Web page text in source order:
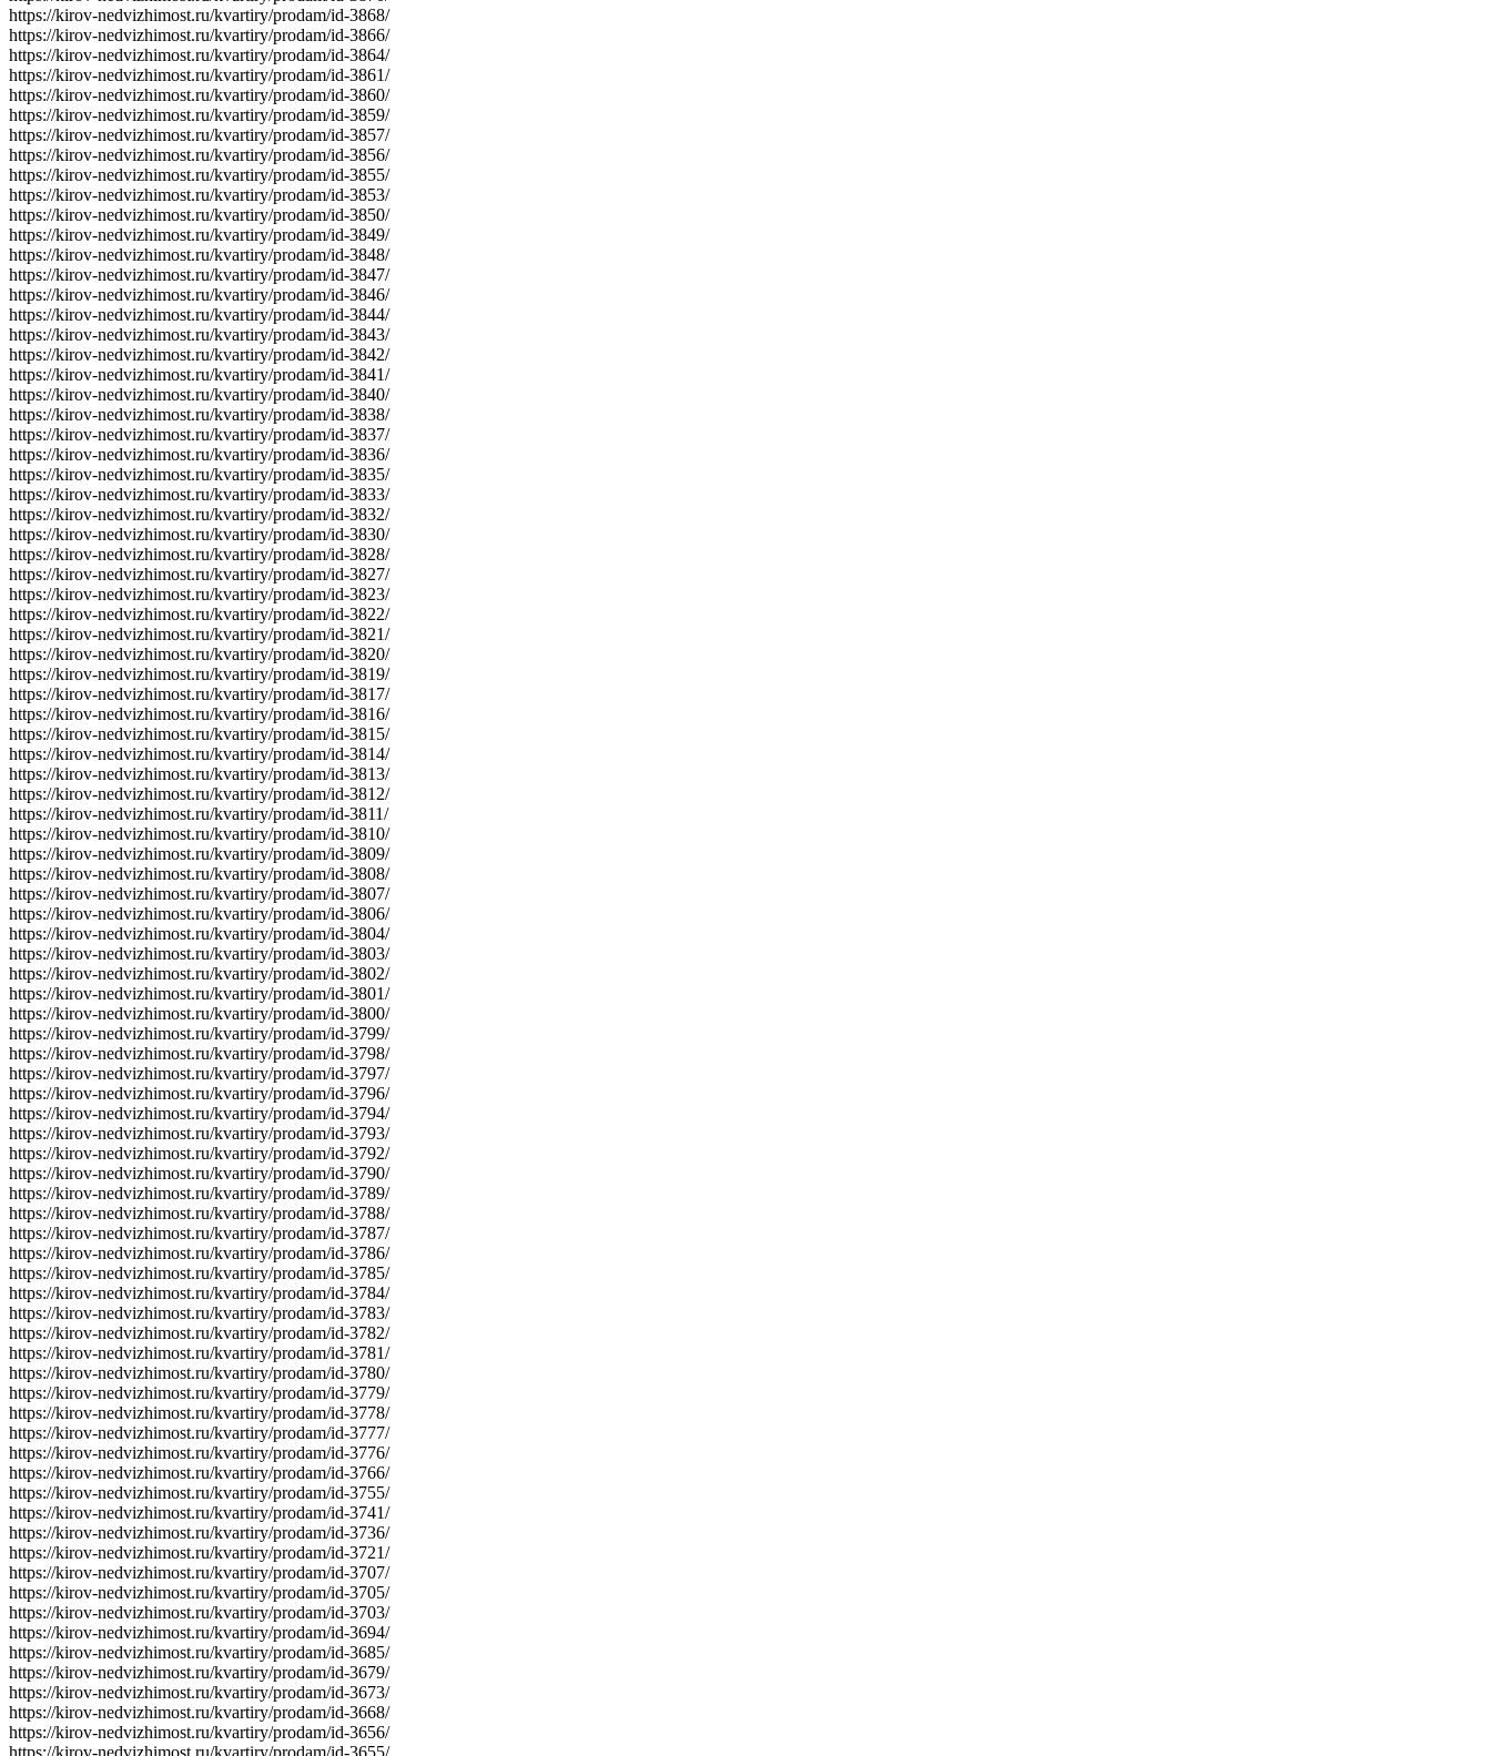
https://kirov-nedvizhimost.ru/kvartiry/prodam/id-3868/
https://kirov-nedvizhimost.ru/kvartiry/prodam/id-3866/
https://kirov-nedvizhimost.ru/kvartiry/prodam/id-3864/
https://kirov-nedvizhimost.ru/kvartiry/prodam/id-3861/
https://kirov-nedvizhimost.ru/kvartiry/prodam/id-3860/
https://kirov-nedvizhimost.ru/kvartiry/prodam/id-3859/
https://kirov-nedvizhimost.ru/kvartiry/prodam/id-3857/
https://kirov-nedvizhimost.ru/kvartiry/prodam/id-3856/
https://kirov-nedvizhimost.ru/kvartiry/prodam/id-3855/
https://kirov-nedvizhimost.ru/kvartiry/prodam/id-3853/
https://kirov-nedvizhimost.ru/kvartiry/prodam/id-3850/
https://kirov-nedvizhimost.ru/kvartiry/prodam/id-3849/
https://kirov-nedvizhimost.ru/kvartiry/prodam/id-3848/
https://kirov-nedvizhimost.ru/kvartiry/prodam/id-3847/
https://kirov-nedvizhimost.ru/kvartiry/prodam/id-3846/
https://kirov-nedvizhimost.ru/kvartiry/prodam/id-3844/
https://kirov-nedvizhimost.ru/kvartiry/prodam/id-3843/
https://kirov-nedvizhimost.ru/kvartiry/prodam/id-3842/
https://kirov-nedvizhimost.ru/kvartiry/prodam/id-3841/
https://kirov-nedvizhimost.ru/kvartiry/prodam/id-3840/
https://kirov-nedvizhimost.ru/kvartiry/prodam/id-3838/
https://kirov-nedvizhimost.ru/kvartiry/prodam/id-3837/
https://kirov-nedvizhimost.ru/kvartiry/prodam/id-3836/
https://kirov-nedvizhimost.ru/kvartiry/prodam/id-3835/
https://kirov-nedvizhimost.ru/kvartiry/prodam/id-3833/
https://kirov-nedvizhimost.ru/kvartiry/prodam/id-3832/
https://kirov-nedvizhimost.ru/kvartiry/prodam/id-3830/
https://kirov-nedvizhimost.ru/kvartiry/prodam/id-3828/
https://kirov-nedvizhimost.ru/kvartiry/prodam/id-3827/
https://kirov-nedvizhimost.ru/kvartiry/prodam/id-3823/
https://kirov-nedvizhimost.ru/kvartiry/prodam/id-3822/
https://kirov-nedvizhimost.ru/kvartiry/prodam/id-3821/
https://kirov-nedvizhimost.ru/kvartiry/prodam/id-3820/
https://kirov-nedvizhimost.ru/kvartiry/prodam/id-3819/
https://kirov-nedvizhimost.ru/kvartiry/prodam/id-3817/
https://kirov-nedvizhimost.ru/kvartiry/prodam/id-3816/
https://kirov-nedvizhimost.ru/kvartiry/prodam/id-3815/
https://kirov-nedvizhimost.ru/kvartiry/prodam/id-3814/
https://kirov-nedvizhimost.ru/kvartiry/prodam/id-3813/
https://kirov-nedvizhimost.ru/kvartiry/prodam/id-3812/
https://kirov-nedvizhimost.ru/kvartiry/prodam/id-3811/
https://kirov-nedvizhimost.ru/kvartiry/prodam/id-3810/
https://kirov-nedvizhimost.ru/kvartiry/prodam/id-3809/
https://kirov-nedvizhimost.ru/kvartiry/prodam/id-3808/
https://kirov-nedvizhimost.ru/kvartiry/prodam/id-3807/
https://kirov-nedvizhimost.ru/kvartiry/prodam/id-3806/
https://kirov-nedvizhimost.ru/kvartiry/prodam/id-3804/
https://kirov-nedvizhimost.ru/kvartiry/prodam/id-3803/
https://kirov-nedvizhimost.ru/kvartiry/prodam/id-3802/
https://kirov-nedvizhimost.ru/kvartiry/prodam/id-3801/
https://kirov-nedvizhimost.ru/kvartiry/prodam/id-3800/
https://kirov-nedvizhimost.ru/kvartiry/prodam/id-3799/
https://kirov-nedvizhimost.ru/kvartiry/prodam/id-3798/
https://kirov-nedvizhimost.ru/kvartiry/prodam/id-3797/
https://kirov-nedvizhimost.ru/kvartiry/prodam/id-3796/
https://kirov-nedvizhimost.ru/kvartiry/prodam/id-3794/
https://kirov-nedvizhimost.ru/kvartiry/prodam/id-3793/
https://kirov-nedvizhimost.ru/kvartiry/prodam/id-3792/
https://kirov-nedvizhimost.ru/kvartiry/prodam/id-3790/
https://kirov-nedvizhimost.ru/kvartiry/prodam/id-3789/
https://kirov-nedvizhimost.ru/kvartiry/prodam/id-3788/
https://kirov-nedvizhimost.ru/kvartiry/prodam/id-3787/
https://kirov-nedvizhimost.ru/kvartiry/prodam/id-3786/
https://kirov-nedvizhimost.ru/kvartiry/prodam/id-3785/
https://kirov-nedvizhimost.ru/kvartiry/prodam/id-3784/
https://kirov-nedvizhimost.ru/kvartiry/prodam/id-3783/
https://kirov-nedvizhimost.ru/kvartiry/prodam/id-3782/
https://kirov-nedvizhimost.ru/kvartiry/prodam/id-3781/
https://kirov-nedvizhimost.ru/kvartiry/prodam/id-3780/
https://kirov-nedvizhimost.ru/kvartiry/prodam/id-3779/
https://kirov-nedvizhimost.ru/kvartiry/prodam/id-3778/
https://kirov-nedvizhimost.ru/kvartiry/prodam/id-3777/
https://kirov-nedvizhimost.ru/kvartiry/prodam/id-3776/
https://kirov-nedvizhimost.ru/kvartiry/prodam/id-3766/
https://kirov-nedvizhimost.ru/kvartiry/prodam/id-3755/
https://kirov-nedvizhimost.ru/kvartiry/prodam/id-3741/
https://kirov-nedvizhimost.ru/kvartiry/prodam/id-3736/
https://kirov-nedvizhimost.ru/kvartiry/prodam/id-3721/
https://kirov-nedvizhimost.ru/kvartiry/prodam/id-3707/
https://kirov-nedvizhimost.ru/kvartiry/prodam/id-3705/
https://kirov-nedvizhimost.ru/kvartiry/prodam/id-3703/
https://kirov-nedvizhimost.ru/kvartiry/prodam/id-3694/
https://kirov-nedvizhimost.ru/kvartiry/prodam/id-3685/
https://kirov-nedvizhimost.ru/kvartiry/prodam/id-3679/
https://kirov-nedvizhimost.ru/kvartiry/prodam/id-3673/
https://kirov-nedvizhimost.ru/kvartiry/prodam/id-3668/
https://kirov-nedvizhimost.ru/kvartiry/prodam/id-3656/
https://kirov-nedvizhimost.ru/kvartiry/prodam/id-3655/